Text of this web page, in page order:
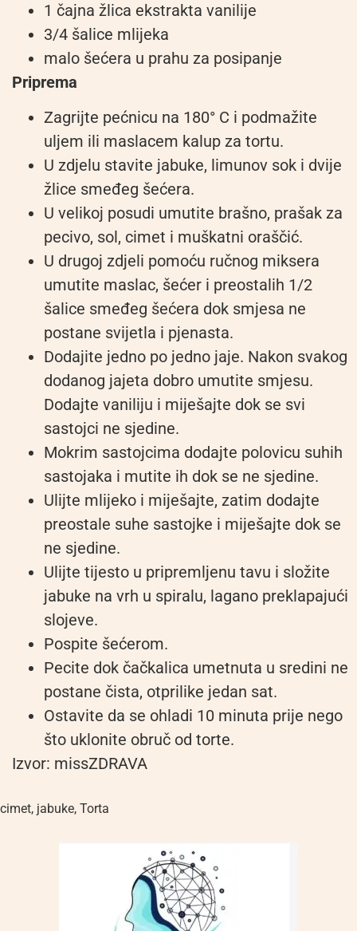
1 čajna žlica ekstrakta vanilije
3/4 šalice mlijeka
malo šećera u prahu za posipanje
Priprema
Zagrijte pećnicu na 180° C i podmažite
uljem ili maslacem kalup za tortu.
U zdjelu stavite jabuke, limunov sok i dvije
žlice smeđeg šećera.
U velikoj posudi umutite brašno, prašak za
pecivo, sol, cimet i muškatni oraščić.
U drugoj zdjeli pomoću ručnog miksera
umutite maslac, šećer i preostalih 1/2
šalice smeđeg šećera dok smjesa ne
postane svijetla i pjenasta.
Dodajite jedno po jedno jaje. Nakon svakog
dodanog jajeta dobro umutite smjesu.
Dodajte vaniliju i miješajte dok se svi
sastojci ne sjedine.
Mokrim sastojcima dodajte polovicu suhih
sastojaka i mutite ih dok se ne sjedine.
Ulijte mlijeko i miješajte, zatim dodajte
preostale suhe sastojke i miješajte dok se
ne sjedine.
Ulijte tijesto u pripremljenu tavu i složite
jabuke na vrh u spiralu, lagano preklapajući
slojeve.
Pospite šećerom.
Pecite dok čačkalica umetnuta u sredini ne
postane čista, otprilike jedan sat.
Ostavite da se ohladi 10 minuta prije nego
što uklonite obruč od torte.
Izvor: missZDRAVA
cimet, jabuke, Torta